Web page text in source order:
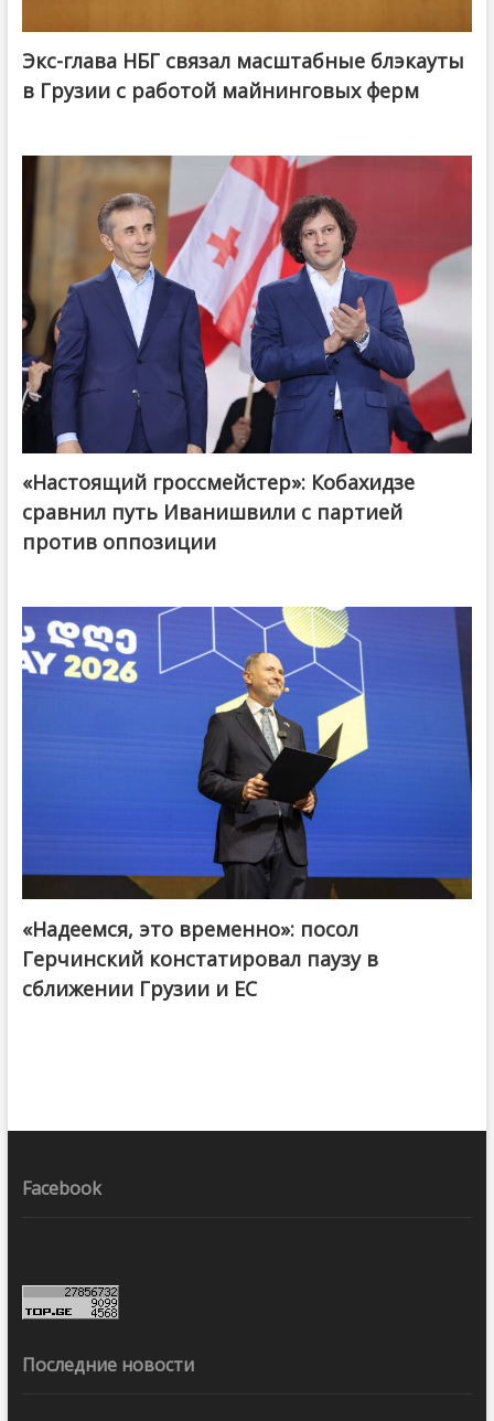
Экс-глава НБГ связал масштабные блэкауты
в Грузии с работой майнинговых ферм
@ქართული ოცნება / Georgian Dream
«Настоящий гроссмейстер»: Кобахидзе
сравнил путь Иванишвили с партией
против оппозиции
«Надеемся, это временно»: посол
Герчинский констатировал паузу в
сближении Грузии и ЕС
Facebook
Последние новости